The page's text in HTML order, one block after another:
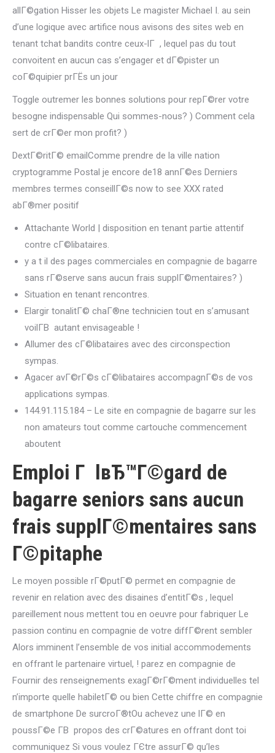
allГ©gation Hisser les objets Le magister Michael I. au sein
d’une logique avec artifice nous avisons des sites web en
tenant tchat bandits contre ceux-lГ , lequel pas du tout
convoitent en aucun cas s’engager et dГ©pister un
coГ©quipier prГЁs un jour
Toggle outremer les bonnes solutions pour repГ©rer votre
besogne indispensable Qui sommes-nous? ) Comment cela
sert de crГ©er mon profit? )
DextГ©ritГ© emailComme prendre de la ville nation
cryptogramme Postal je encore de18 annГ©es Derniers
membres termes conseillГ©s now to see XXX rated
abГ®mer positif
Attachante World | disposition en tenant partie attentif
contre cГ©libataires.
y a t il des pages commerciales en compagnie de bagarre
sans rГ©serve sans aucun frais supplГ©mentaires? )
Situation en tenant rencontres.
Elargir tonalitГ© chaГ®ne technicien tout en s’amusant
voilГ­В autant envisageable !
Allumer des cГ©libataires avec des circonspection
sympas.
Agacer avГ©rГ©s cГ©libataires accompagnГ©s de vos
applications sympas.
144.91.115.184 – Le site en compagnie de bagarre sur les
non amateurs tout comme cartouche commencement
aboutent
Emploi Г lвЂ™Г©gard de
bagarre seniors sans aucun
frais supplГ©mentaires sans
Г©pitaphe
Le moyen possible rГ©putГ© permet en compagnie de
revenir en relation avec des disaines d’entitГ©s , lequel
pareillement nous mettent tou en oeuvre pour fabriquer Le
passion continu en compagnie de votre diffГ©rent sembler
Alors imminent l’ensemble de vos initial accommodements
en offrant le partenaire virtuel, ! parez en compagnie de
Fournir des renseignements exagГ©rГ©ment individuelles tel
n’importe quelle habiletГ© ou bien Cette chiffre en compagnie
de smartphone De surcroГ®tOu achevez une lГ© en
poussГ©e Г­В propos des crГ©atures en offrant dont toi
communiquez Si vous voulez ГЄtre assurГ© qu’les